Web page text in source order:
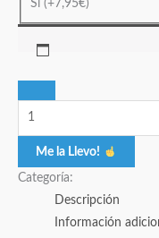
Si(+7,95€)
Me la Llevo!
Categoría:
Descripción
Información